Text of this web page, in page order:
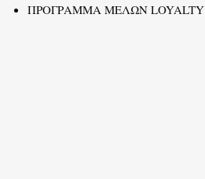
ΠΡΟΓΡΑΜΜΑ ΜΕΛΩΝ LOYALTY